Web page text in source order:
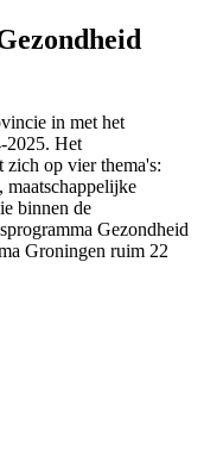
in met het
2025. Het
op vier thema's:
maatschappelijke
binnen de
Gezondheid
Groningen ruim 22